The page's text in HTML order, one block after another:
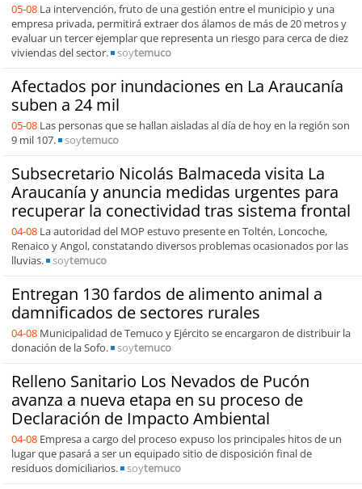
05-08 La intervención, fruto de una gestión entre el municipio y una
empresa privada, permitirá extraer dos álamos de más de 20 metros y
evaluar un tercer ejemplar que representa un riesgo para cerca de diez
viviendas del sector.
soytemuco
Afectados por inundaciones en La Araucanía
suben a 24 mil
05-08 Las personas que se hallan aisladas al día de hoy en la región son
9 mil 107.
soytemuco
Subsecretario Nicolás Balmaceda visita La
Araucanía y anuncia medidas urgentes para
recuperar la conectividad tras sistema frontal
04-08 La autoridad del MOP estuvo presente en Toltén, Loncoche,
Renaico y Angol, constatando diversos problemas ocasionados por las
lluvias.
soytemuco
Entregan 130 fardos de alimento animal a
damnificados de sectores rurales
04-08 Municipalidad de Temuco y Ejército se encargaron de distribuir la
donación de la Sofo.
soytemuco
Relleno Sanitario Los Nevados de Pucón
avanza a nueva etapa en su proceso de
Declaración de Impacto Ambiental
04-08 Empresa a cargo del proceso expuso los principales hitos de un
lugar que pasará a ser un equipado sitio de disposición final de
residuos domiciliarios.
soytemuco